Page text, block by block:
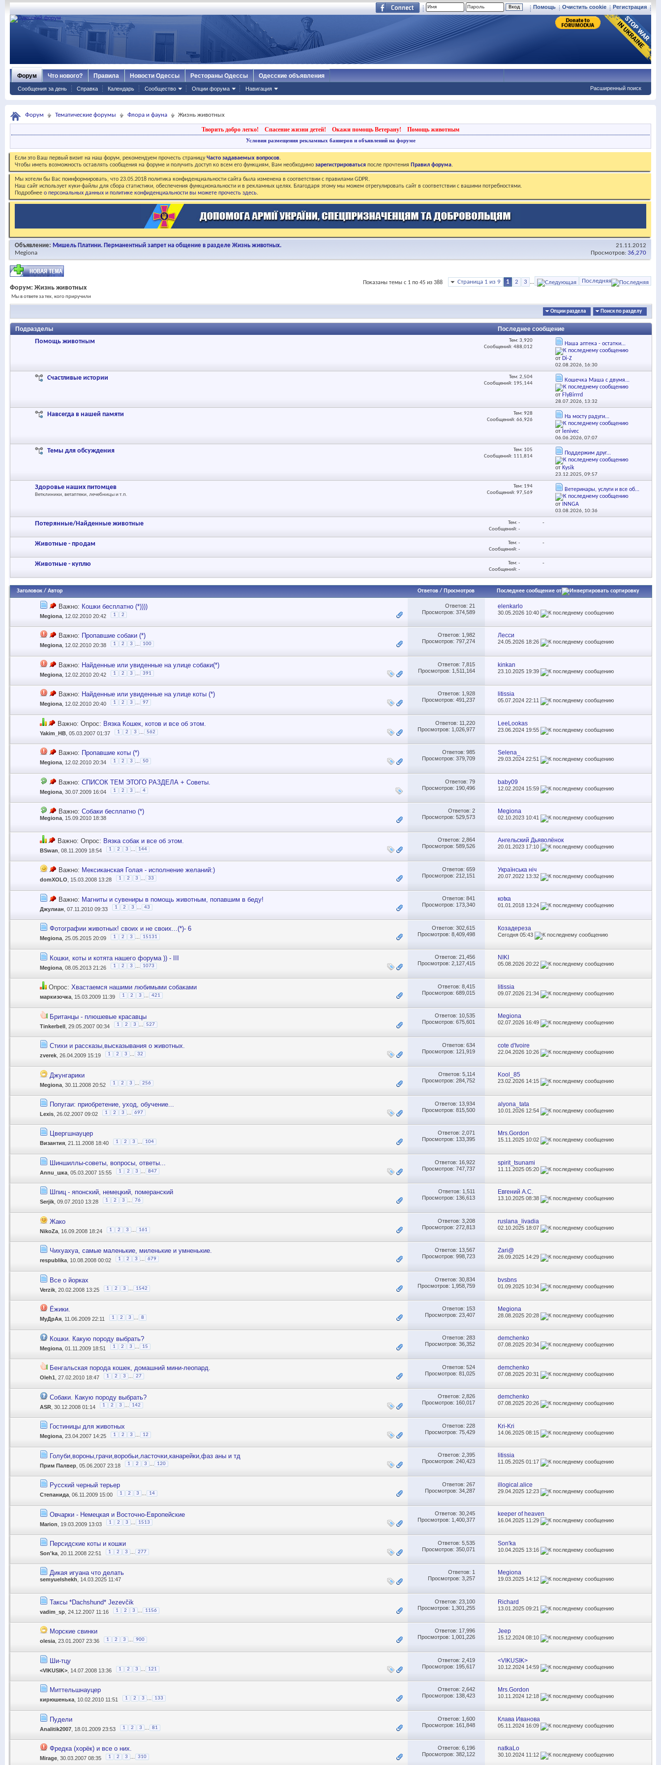
Регистрация
Очистить cookie
Помощь
Форум
Сообщения за день Справка Календарь Сообщество Опции форума Навигация
Что нового? Правила Новости Одессы Рестораны Одессы Одесские объявления
Расширенный поиск
Форум Тематические форумы Флора и фауна Жизнь животных
Творить добро легко! Спасение жизни детей! Окажи помощь Ветерану! Помощь животным
Условия размещения рекламных баннеров и объявлений на форуме
Если это Ваш первый визит на наш форум, рекомендуем прочесть страницуЧасто задаваемых вопросов.
Чтобы иметь возможность оставлять сообщения на форуме и получить доступ ко всем его функциям, Вам необходимо зарегистрироваться после прочтения Правил форума.
Мы хотели бы Вас поинформировать, что 23.05.2018 политика конфиденциальности сайта была изменена в соответствии с правилами GDPR.
Наш сайт использует куки-файлы для сбора статистики, обеспечения функциональности и в рекламных целях. Благодаря этому мы можем отрегулировать сайт в соответствии с вашими потребностями.
Подробнее о персональных данных и политике конфиденциальности вы можете прочесть здесь.
Объявление: Мишель Платини. Перманентный запрет на общение в разделе Жизнь животных.
Megiona
21.11.2012
Просмотров: 36,270
Страница 1 из 9 1 2 3 ... Последняя
Показаны темы с 1 по 45 из 388
Форум: Жизнь животных
Мы в ответе за тех, кого приручили
Опции раздела Поиск по разделу
Подразделы Последнее сообщение
Помощь животным
Тем: 3,920
Сообщений: 488,012
Наша аптека - остатки...
от Di-Z
02.08.2026, 16:30
Счастливые истории
Тем: 2,504
Сообщений: 195,144
Кошечка Маша с двумя...
от FlyBirrrd
28.07.2026, 13:32
Навсегда в нашей памяти
Тем: 928
Сообщений: 66,926
На мосту радуги...
от lenivec
06.06.2026,07:07
Темы для обсуждения
Тем: 105
Сообщений: 111,814
Поддержим друг...
от Kysik
23.12.2025,09:57
Здоровье наших питомцев
Ветклиники, ветаптеки, лечебницы и т.п.
Тем: 194
Сообщений: 97,569
Ветеринары, услуги и все об...
от INNGA
03.08.2026, 10:36
Потерянные/Найденные животные
Тем: -
Сообщений: -
-
Животные - продам
Тем: -
Сообщений: -
-
Животные - куплю
Тем: -
Сообщений: -
-
Заголовок / Автор Ответов/ Просмотров Последнее сообщение от
Важно: Кошки бесплатно (*))))
Megiona , 12.02.2010 20:42 1 2
Ответов: 21
Просмотров: 374,589
elenkarlo
30.05.2026 10:40
Важно: Пропавшие собаки (*)
Megiona , 12.02.2010 20:38 1 2 3 100
Ответов: 1,982
Просмотров: 797,274
Лесси
24.05.2026 18:26
Важно: Найденные или увиденные на улице собаки(*)
Megiona , 12.02.2010 20:42 1 2 3 391
Ответов: 7,815
Просмотров: 1,511,164
kinkan
23.10.2025 19:39
Важно: Найденные или увиденные на улице коты (*)
Megiona , 12.02.2010 20:40 1 2 3 97
Ответов: 1,928
Просмотров: 491,237
litissia
05.07.202422:11
Важно: Опрос: Вязка Кошек, котов и все об этом.
Yakim_НВ , 05.03.2007 01:37 1 2 3 562
Ответов: 11,220
Просмотров: 1,026,977
LeeLookas
23.06.2024 19:55
Важно: Пропавшие коты (*)
Megiona , 12.02.2010 20:34 1 2 3 50
Ответов: 985
Просмотров: 379,709
Selena_
29.03.202422:51
Важно: СПИСОК ТЕМ ЭТОГО РАЗДЕЛА + Советы.
Megiona , 30.07.2009 16:04 1 2 3 4
Ответов: 79
Просмотров: 190,496
baby09
12.02.2024 15:59
Важно: Собаки бесплатно (*)
Megiona , 15.09.2010 18:38
Ответов: 2
Просмотров: 529,573
Megiona
02.10.2023 10:41
Важно: Опрос: Вязка собак и все об этом.
BSwan , 08.11.2009 18:54 1 2 3 144
Ответов: 2,864
Просмотров: 589,526
Ангельский Дьяволёнок
20.01.202317:10
Важно: Мексиканская Голая - исполнение желаний:)
domXOLO , 15.03.2008 13:28 1 2 3 33
Ответов: 659
Просмотров: 212,151
Українська ніч
20.07.2022 13:32
Важно: Магниты и сувениры в помощь животным, попавшим в беду!
Джулиан , 07.11.2010 09:33 1 2 3 ... 43
Ответов: 841
Просмотров: 173,340
коtка
01.01.201813:24
Фотографии животных! своих и не своих...(*)- 6
Megiona , 25.05.2015 20:09 1 2 3 15131
Ответов: 302,615
Просмотров: 8,409,498
Козадереза
Сегодня05:43
Кошки, коты и котята нашего форума )) - III
Megiona , 08.05.2013 21:26 1 2 3 1073
Ответов: 21,456
Просмотров: 2,127,415
NIKI
05.08.202620:22
Опрос: Хвастаемся нашими любимыми собаками
маркизочка , 15.03.2009 11:39 1 2 3 421
Ответов: 8,415
Просмотров: 689,015
litissia
09.07.202621:34
Британцы - плюшевые красавцы
Tinkerbell , 29.05.2007 00:34 1 2 3 527
Ответов: 10,535
Просмотров: 675,601
Megiona
02.07.2026 16:49
Стихи и рассказы,высказывания о животных.
zverek , 26.04.2009 15:19 1 2 3 32
Ответов: 634
Просмотров: 121,919
cote d'Ivoire
22.04.2026 10:26
Джунгарики
Megiona , 30.11.2008 20:52 1 2 3 256
Ответов: 5,114
Просмотров: 284,752
Kool_85
23.02.2026 14:15
Попугаи: приобретение, уход, обучение...
Lexis , 26.02.2007 09:02 1 2 3 697
Ответов: 13,934
Просмотров: 815,500
alyona_tata
10.01.2026 12:54
Цвергшнауцер
Византия , 21.11.2008 18:40 1 2 3 104
Ответов: 2,071
Просмотров: 133,395
Mrs.Gordon
15.11.2025 10:02
Шиншиллы-советы, вопросы, ответы...
Annu_шка , 05.03.2007 15:55 1 2 3 847
Ответов: 16,922
Просмотров: 747,737
spirit_tsunami
11.11.202505:20
Шпиц - японский, немецкий, померанский
Serjik , 09.07.2010 13:28 1 2 3 76
Ответов: 1,511
Просмотров: 136,613
Евгений А.С.
13.10.202508:38
Жако
NikoZa , 16.09.2008 18:24 1 2 3 161
Ответов: 3,208
Просмотров: 272,813
ruslana_livadia
02.10.2025 18:07
Чихуахуа, самые маленькие, миленькие и умненькие.
respublika , 10.08.2008 00:02 1 2 3 679
Ответов: 13,567
Просмотров: 998,723
Zari@
26.09.2025 14:29
Все о йорках
Verzik , 20.02.2008 13:25 1 2 3 1542
Ответов: 30,834
Просмотров: 1,958,759
bvsbns
01.09.2025 10:34
Ёжики.
МуДрАя , 11.06.2009 22:11 1 2 3 8
Ответов: 153
Просмотров: 23,407
Megiona
28.08.202520:28
Кошки. Какую породу выбрать?
Megiona , 01.11.2009 18:51 1 2 3 ... 15
Ответов: 283
Просмотров: 36,352
demchenko
07.08.202520:34
Бенгальская порода кошек, домашний мини-леопард.
Oleh1 , 27.02.2010 18:47 1 2 3 27
Ответов: 524
Просмотров: 81,025
demchenko
07.08.202520:31
Собаки. Какую породу выбрать?
ASR , 30.12.2008 01:14 1 2 3 ... 142
Ответов: 2,826
Просмотров: 160,017
demchenko
07.08.202520:26
Гостиницы для животных
Megiona , 23.04.2007 14:25 1 2 3 12
Ответов: 228
Просмотров: 75,429
Kri-Kri
14.06.202508:15
Голуби,вороны,грачи,воробьи,ласточки,канарейки,фаз аны и тд
Прим Палвер , 05.06.2007 23:18 1 2 3 120
Ответов: 2,395
Просмотров: 240,423
litissia
11.05.202501:17
Русский черный терьер
Степанида , 06.11.2009 15:00 1 2 3 14
Ответов: 267
Просмотров: 34,287
illogical.alice
29.04.2025 12:23
Овчарки - Немецкая и Восточно-Европейские
Marion , 19.03.2009 13:03 1 2 3 1513
Ответов: 30,245
Просмотров: 1,400,377
keeper of heaven
16.04.2025 11:29
Персидские коты и кошки
Son'ka , 20.11.2008 22:51 1 2 3 277
Ответов: 5,535
Просмотров: 350,071
Son'ka
10.04.2025 13:16
Дикая игуана что делать
semyuelshekh, 14.03.2025 11:47
Ответов: 1
Просмотров: 3,257
Megiona
19.03.2025 14:12
Таксы *Dachshund* Jezevčik
vadim_sp , 24.12.2007 11:16 1 2 3 1156
Ответов: 23,100
Просмотров: 1,301,255
Richard
13.01.202509:21
Морские свинки
olesia , 23.01.2007 23:36 1 2 3 900
Ответов: 17,996
Просмотров: 1,001,226
Jeep
15.12.202408:10
Ши-тцу
<VIKUSIK> , 14.07.2008 13:36 1 2 3 121
Ответов: 2,419
Просмотров: 195,617
<VIKUSIK>
10.12.2024 14:59
Миттельшнауцер
кирюшенька , 10.02.2010 11:51 1 2 3 133
Ответов: 2,642
Просмотров: 138,423
Mrs.Gordon
10.11.2024 12:18
Пудели
Analitik2007 , 18.01.2009 23:53 1 2 3 81
Ответов: 1,600
Просмотров: 161,848
Клава Иванова
05.11.2024 16:09
Фредка (хорёк) и все о них.
Mirage , 30.03.2007 08:35 1 2 3 310
Ответов: 6,196
Просмотров: 382,122
natkaLo
30.10.2024 11:12